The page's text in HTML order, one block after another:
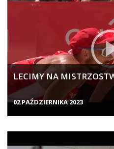
LECIMY NA
02 PAŹDZIERNIKA 2023